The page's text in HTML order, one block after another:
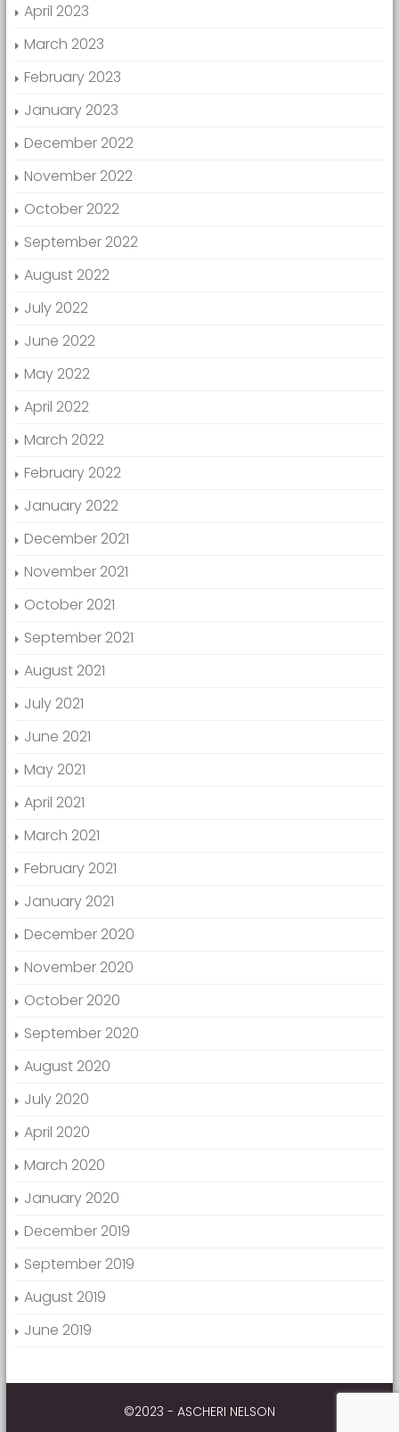
April 2023
March 2023
February 2023
January 2023
December 2022
November 2022
October 2022
September 2022
August 2022
July 2022
June 2022
May 2022
April 2022
March 2022
February 2022
January 2022
December 2021
November 2021
October 2021
September 2021
August 2021
July 2021
June 2021
May 2021
April 2021
March 2021
February 2021
January 2021
December 2020
November 2020
October 2020
September 2020
August 2020
July 2020
April 2020
March 2020
January 2020
December 2019
September 2019
August 2019
June 2019
©2023 - ASCHERI NELSON